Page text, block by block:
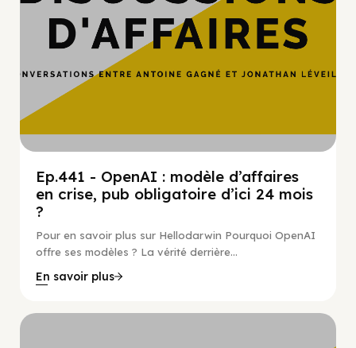
Ep.441 - OpenAI : modèle d’affaires
en crise, pub obligatoire d’ici 24 mois
?
Pour en savoir plus sur Hellodarwin Pourquoi OpenAI
offre ses modèles ? La vérité derrière...
En savoir plus